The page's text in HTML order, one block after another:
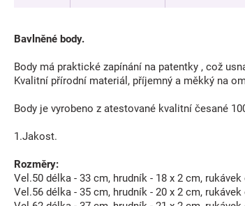
Bavlněné body.
Body má praktické zapínání na patentky , což
Kvalitní přírodní materiál, příjemný a měkký na
Body je vyrobeno z atestované kvalitní česané
1.Jakost.
Rozměry:
Vel.50 délka - 33 cm, hrudník - 18 x 2 cm,
Vel.56 délka - 35 cm, hrudník - 20 x 2 cm,